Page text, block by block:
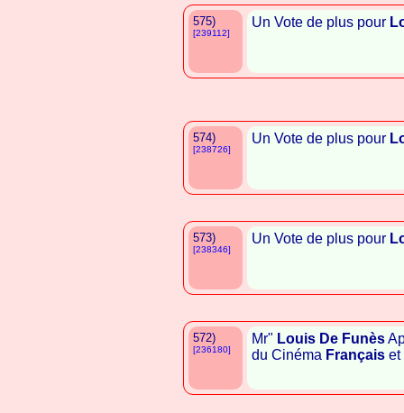
575)
[239112]
Un Vote de plus pour
574)
[238726]
Un Vote de plus pour
573)
[238346]
Un Vote de plus pour
572)
[236180]
Mr" Louis De Funès
du Cinéma Français et